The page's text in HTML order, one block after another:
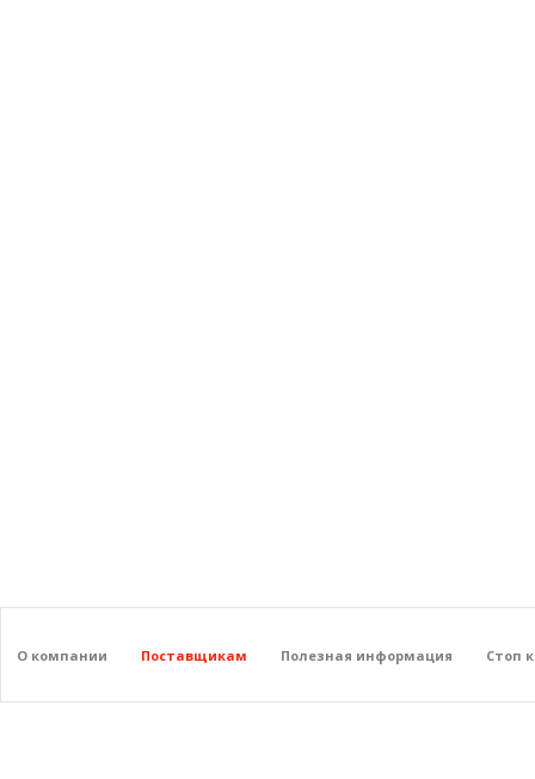
О компании Поставщикам Полезная информация Стоп